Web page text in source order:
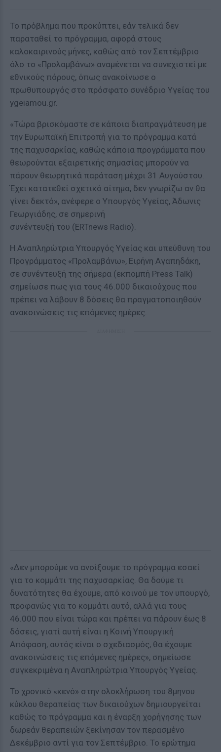
Το πρόβλημα που προκύπτει, εάν τελικά δεν
παραταθεί το πρόγραμμα, αφορά στους
καλοκαιρινούς μήνες, καθώς από τον Σεπτέμβριο
όλο το «Προλαμβάνω» αναμένεται να συνεχιστεί με
εθνικούς πόρους, όπως ανακοίνωσε ο
πρωθυπουργός στο πρόσφατο συνέδριο Υγείας του
ygeiamou.gr.
«Τώρα βρισκόμαστε σε κάποια διαπραγμάτευση με
την Ευρωπαϊκή Επιτροπή για το πρόγραμμα κατά
της παχυσαρκίας, καθώς κάποια προγράμματα που
θεωρούνται εξαιρετικής σημασίας μπορούν να
πάρουν θεωρητικά παράταση μέχρι 31 Αυγούστου.
Έχει κατατεθεί σχετικό αίτημα, δεν γνωρίζω αν θα
γίνει δεκτό», ανέφερε ο Υπουργός Υγείας, Άδωνις
Γεωργιάδης, σε σημερινή
συνέντευξή του (ERTnews Radio).
Η Αναπληρώτρια Υπουργός Υγείας και υπεύθυνη του
Προγράμματος «Προλαμβάνω», Ειρήνη Αγαπηδάκη,
σε συνέντευξή της σήμερα (εκπομπή Press Talk)
σημείωσε πως για τους 46.000 δικαιούχους που
πρέπει να λάβουν 8 δόσεις θα πραγματοποιηθούν
ανακοινώσεις τις επόμενες ημέρες.
«Δεν μπορούμε να ανοίξουμε το πρόγραμμα εσαεί
για το κομμάτι της παχυσαρκίας. Θα δούμε τι
δυνατότητες θα έχουμε, από κοινού με τον υπουργό,
προφανώς για το κομμάτι αυτό, αλλά για τους
46.000 που είναι τώρα και πρέπει να πάρουν έως 8
δόσεις, γιατί αυτή είναι η Κοινή Υπουργική
Απόφαση, αυτός είναι ο σχεδιασμός, θα έχουμε
ανακοινώσεις τις επόμενες ημέρες», σημείωσε
συγκεκριμένα η Αναπληρώτρια Υπουργός Υγείας.
Το χρονικό «κενό» στην ολοκλήρωση του 8μηνου
κύκλου θεραπείας των δικαιούχων δημιουργείται
καθώς το πρόγραμμα και η έναρξη χορήγησης των
δωρεάν θεραπειών ξεκίνησαν τον περασμένο
Δεκέμβριο αντί για τον Σεπτέμβριο. Το ερώτημα